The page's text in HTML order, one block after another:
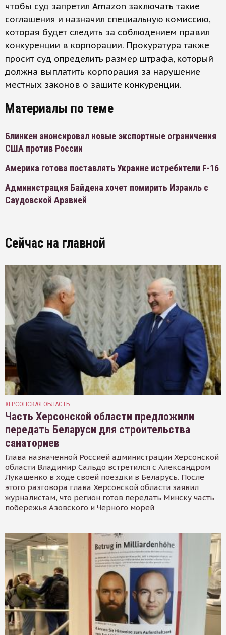
чтобы суд запретил Amazon заключать такие
соглашения и назначил специальную комиссию,
которая будет следить за соблюдением правил
конкуренции в корпорации. Прокуратура также
просит суд определить размер штрафа, который
должна выплатить корпорация за нарушение
местных законов о защите конкуренции.
Материалы по теме
Блинкен анонсировал новые экспортные ограничения
США против России
Америка готова поставлять Украине истребители F-16
Администрация Байдена хочет помирить Израиль с
Саудовской Аравией
Сейчас на главной
ХЕРСОНСКАЯ ОБЛАСТЬ
Часть Херсонской области предложили
передать Беларуси для строительства
санаториев
Глава назначенной Россией администрации Херсонской
области Владимир Сальдо встретился с Александром
Лукашенко в ходе своей поездки в Беларусь. После
этого разговора глава Херсонской области заявил
журналистам, что регион готов передать Минску часть
побережья Азовского и Черного морей